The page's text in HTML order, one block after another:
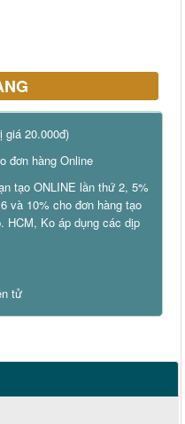
giá 20.000đ)
đơn hàng Online
tạo ONLINE lần thứ 2, 5%
và 10% cho đơn hàng tạo
HCM, Ko áp dụng các dịp
tử